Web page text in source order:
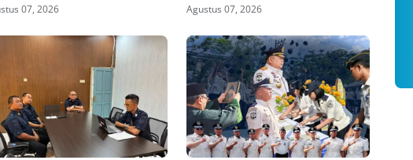
07, 2026 Agustus 07, 2026